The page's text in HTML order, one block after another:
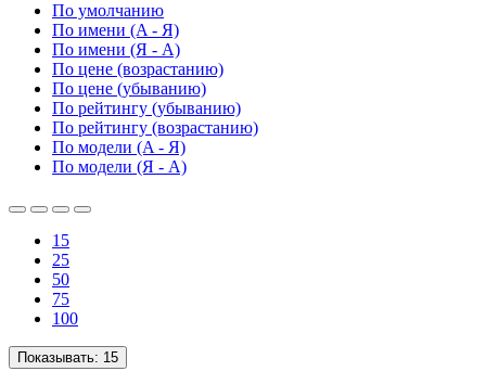
По умолчанию
По имени (A - Я)
По имени (Я - A)
По цене (возрастанию)
По цене (убыванию)
По рейтингу (убыванию)
По рейтингу (возрастанию)
По модели (A - Я)
По модели (Я - A)
15
25
50
75
100
Показывать: 15